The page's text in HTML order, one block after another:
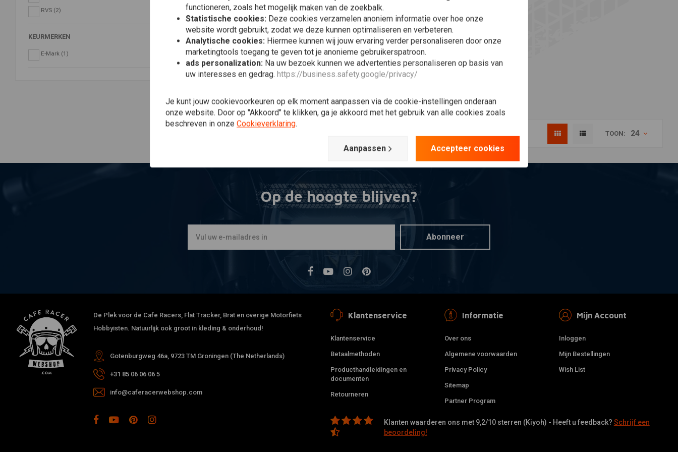
RVS (2)
KEURMERKEN
E-Mark (1)
Toevoegen aan winkelwagen
ANDREANI
Misano Evo Ducati
MONSTER S2R 1000 |
2004-07 | (Vork Showa 43
reg)
TOON: 24
Op de hoogte blijven?
Abonneer
De Plek voor de Cafe Racers, Flat Tracker, Brat en overige Motorfiets
Hobbyisten. Natuurlijk ook groot in kleding & onderhoud!
Gotenburgweg 46a, 9723 TM Groningen (The Netherlands)
+31 85 06 06 06 5
info@caferacerwebshop.com
Klantenservice
Klantenservice
Betaalmethoden
Producthandleidingen en
documenten
Retourneren
Informatie
Over ons
Algemene voorwaarden
Privacy Policy
Sitemap
Partner Program
Mijn Account
Inloggen
Mijn Bestellingen
Wish List
Klanten waarderen ons met 9,2/10 sterren (Kiyoh) - Heeft u feedback? Schrijf een
beoordeling!
functioneren, zoals het mogelijk maken van de zoekbalk.
Statistische cookies: Deze cookies verzamelen anoniem informatie over hoe onze
website wordt gebruikt, zodat we deze kunnen optimaliseren en verbeteren.
Analytische cookies: Hiermee kunnen wij jouw ervaring verder personaliseren door onze
marketingtools toegang te geven tot je anonieme gebruikerspatroon.
ads personalization: Na uw bezoek kunnen we advertenties personaliseren op basis van
uw interesses en gedrag. https://business.safety.google/privacy/
Je kunt jouw cookievoorkeuren op elk moment aanpassen via de cookie-instellingen onderaan
onze website. Door op "Akkoord" te klikken, ga je akkoord met het gebruik van alle cookies zoals
beschreven in onze Cookieverklaring.
Aanpassen Accepteer cookies